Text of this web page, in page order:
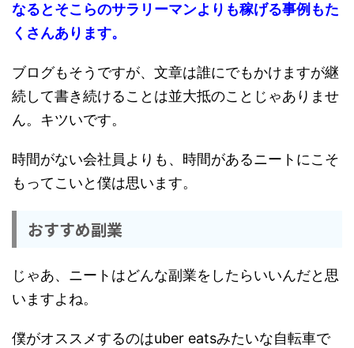
なるとそこらのサラリーマンよりも稼げる事例もた
くさんあります。
ブログもそうですが、文章は誰にでもかけますが継
続して書き続けることは並大抵のことじゃありませ
ん。キツいです。
時間がない会社員よりも、時間があるニートにこそ
もってこいと僕は思います。
おすすめ副業
じゃあ、ニートはどんな副業をしたらいいんだと思
いますよね。
僕がオススメするのはuber eatsみたいな自転車で